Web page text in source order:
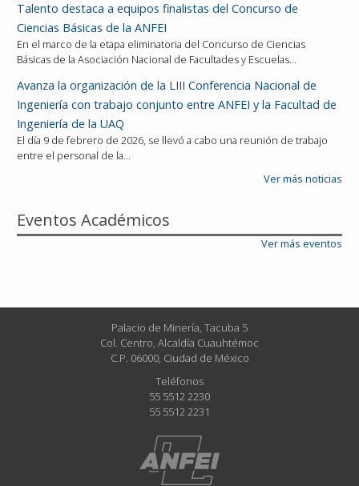
Talento destaca a equipos finalistas del Concurso de
Ciencias Básicas de la ANFEI
En el marco de la etapa eliminatoria del Concurso de Ciencias
Básicas de la Asociación Nacional de Facultades y Escuelas…
Avanza la organización de la LIII Conferencia Nacional de
Ingeniería con trabajo conjunto entre ANFEI y la Facultad de
Ingeniería de la UAQ
El día 9 de febrero de 2026, se llevó a cabo una reunión de trabajo
entre el personal de la…
Ver más noticias
Eventos Académicos
Ver más eventos
Palacio de Minería, Tacuba 5
Col. Centro, Alcaldía Cuauhtémoc
C.P. 06000, Ciudad de México
Teléfonos
55 5512 2230
55 5512 2231